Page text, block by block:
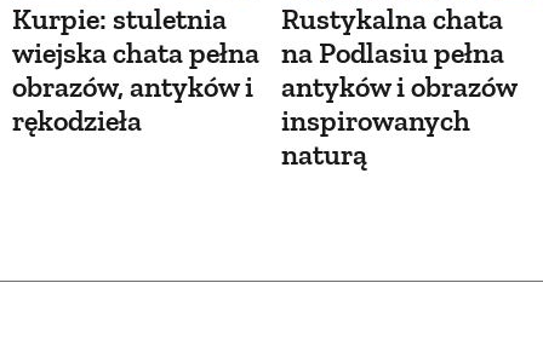
Kurpie: stuletnia
wiejska chata pełna
obrazów, antyków i
rękodzieła
Rustykalna chata
na Podlasiu pełna
antyków i obrazów
inspirowanych
naturą